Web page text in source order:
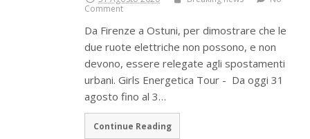
Comment
Da Firenze a Ostuni, per dimostrare che le
due ruote elettriche non possono, e non
devono, essere relegate agli spostamenti
urbani. Girls Energetica Tour - Da oggi 31
agosto fino al 3…
Continue Reading